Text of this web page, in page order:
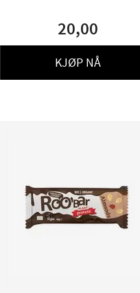
20,00
KJØP NÅ